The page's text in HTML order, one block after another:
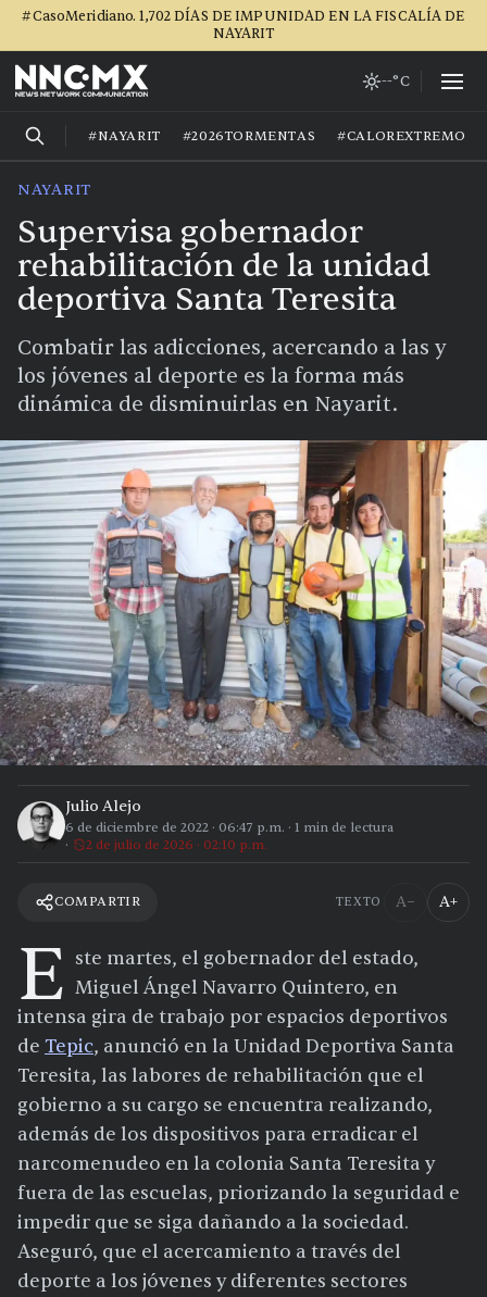
#CasoMeridiano. 1,702 DÍAS DE IMPUNIDAD EN LA FISCALÍA DE
NAYARIT
--°C
#NAYARIT #2026TORMENTAS #CALOREXTREMO
NAYARIT
Supervisa gobernador
rehabilitación de la unidad
deportiva Santa Teresita
Combatir las adicciones, acercando a las y
los jóvenes al deporte es la forma más
dinámica de disminuirlas en Nayarit.
Julio Alejo
6 de diciembre de 2022 · 06:47 p.m. · 1 min de lectura
2 de julio de 2026 · 02:10 p.m.
COMPARTIR TEXTO A− A+
E ste martes, el gobernador del estado,
Miguel Ángel Navarro Quintero, en
intensa gira de trabajo por espacios deportivos
de Tepic, anunció en la Unidad Deportiva Santa
Teresita, las labores de rehabilitación que el
gobierno a su cargo se encuentra realizando,
además de los dispositivos para erradicar el
narcomenudeo en la colonia Santa Teresita y
fuera de las escuelas, priorizando la seguridad e
impedir que se siga dañando a la sociedad.
Aseguró, que el acercamiento a través del
deporte a los jóvenes y diferentes sectores